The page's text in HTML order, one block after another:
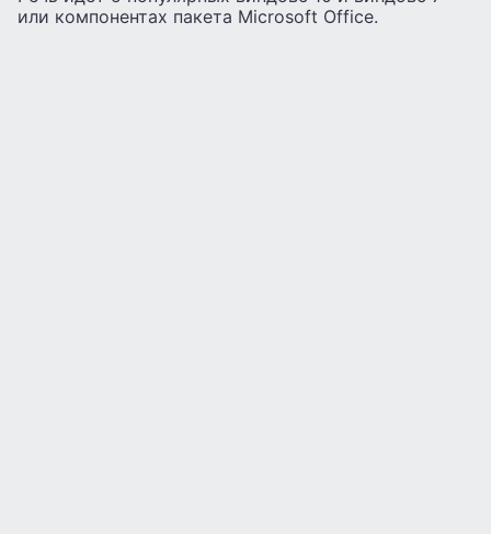
или компонентах пакета Microsoft Office.